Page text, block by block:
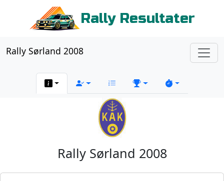
Rally Resultater
Rally Sørland 2008
Rally Sørland 2008